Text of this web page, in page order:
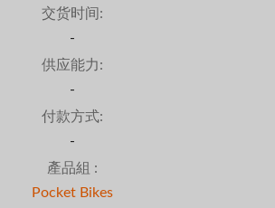
交货时间:
-
供应能力:
-
付款方式:
-
產品組 :
Pocket Bikes